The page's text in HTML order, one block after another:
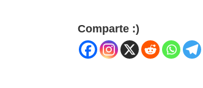
Comparte :)